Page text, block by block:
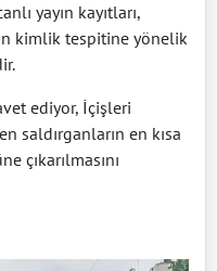
yayın kayıtları,
kimlik tespitine yönelik
ediyor, İçişleri
saldırganların en kısa
çıkarılmasını